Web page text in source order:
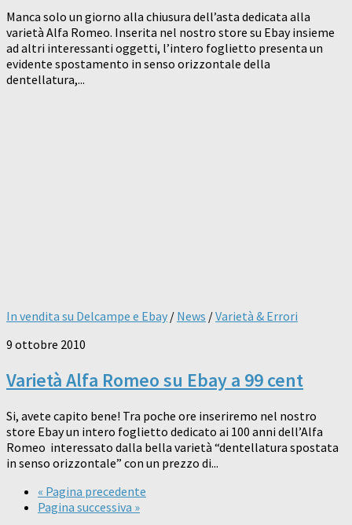
Manca solo un giorno alla chiusura dell’asta dedicata alla
varietà Alfa Romeo. Inserita nel nostro store su Ebay insieme
ad altri interessanti oggetti, l’intero foglietto presenta un
evidente spostamento in senso orizzontale della
dentellatura,...
In vendita su Delcampe e Ebay / News /Varietà & Errori
9 ottobre 2010
Varietà Alfa Romeo su Ebay a 99 cent
Si, avete capito bene! Tra poche ore inseriremo nel nostro
store Ebay un intero foglietto dedicato ai 100 anni dell’Alfa
Romeo interessato dalla bella varietà “dentellatura spostata
in senso orizzontale” con un prezzo di...
« Pagina precedente
Pagina successiva »